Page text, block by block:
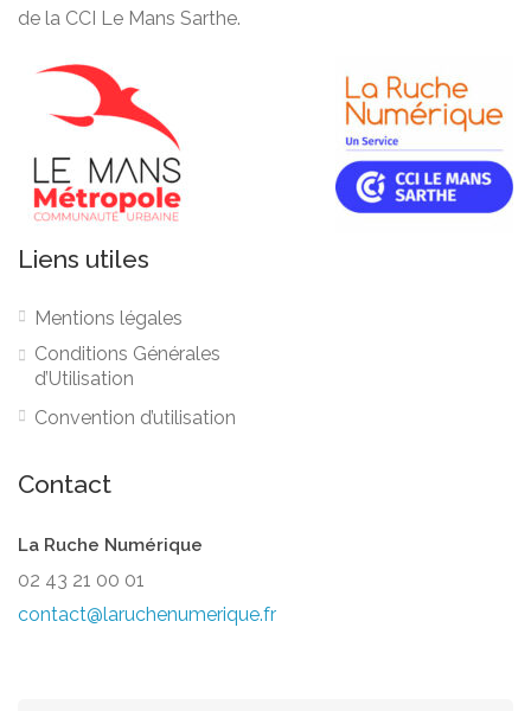
de la CCI Le Mans Sarthe.
Liens utiles
Mentions légales
Conditions Générales
d’Utilisation
Convention d’utilisation
Contact
La Ruche Numérique
02 43 21 00 01
contact@laruchenumerique.fr